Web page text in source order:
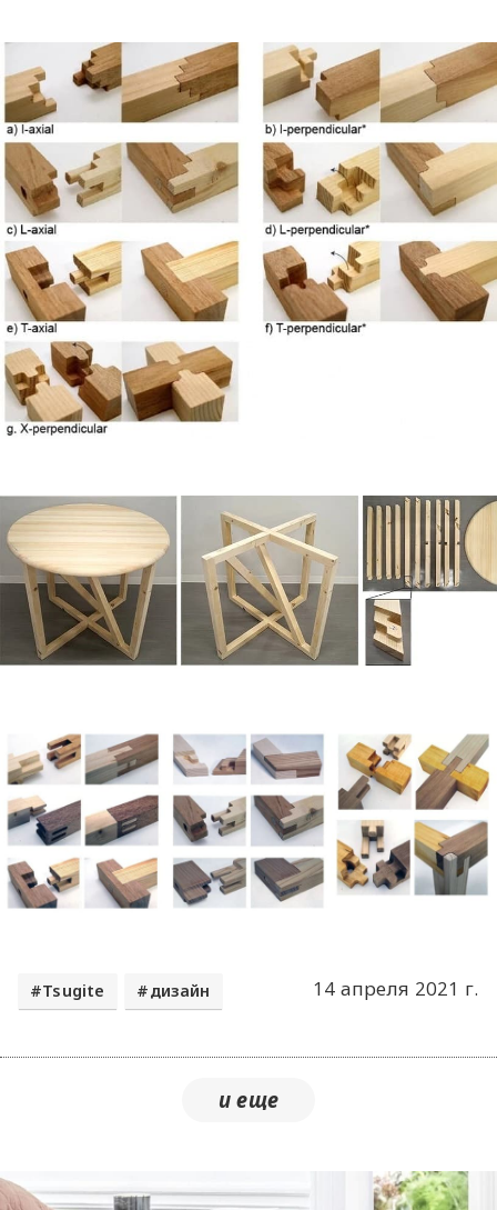
14 апреля 2021 г.
Tsugite дизайн